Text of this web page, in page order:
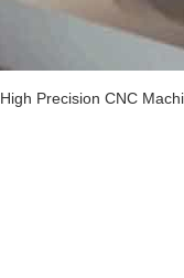
High Precision CNC